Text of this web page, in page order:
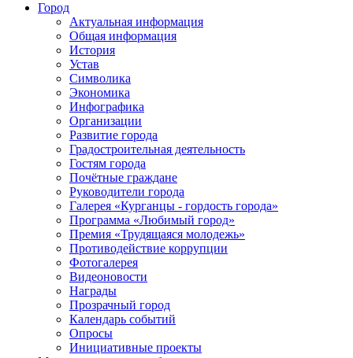
Город
Актуальная информация
Общая информация
История
Устав
Символика
Экономика
Инфографика
Организации
Развитие города
Градостроительная деятельность
Гостям города
Почётные граждане
Руководители города
Галерея «Курганцы - гордость города»
Программа «Любимый город»
Премия «Трудящаяся молодежь»
Противодействие коррупции
Фотогалерея
Видеоновости
Награды
Прозрачный город
Календарь событий
Опросы
Инициативные проекты